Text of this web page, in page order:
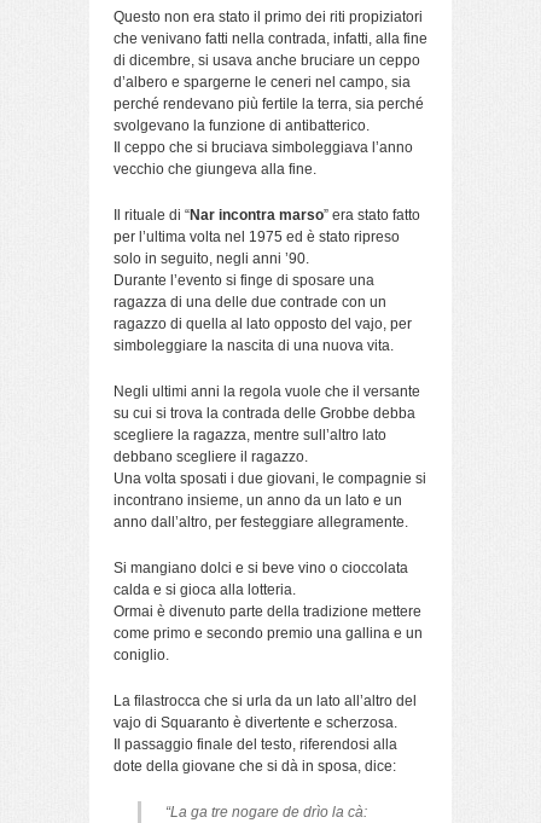
Questo non era stato il primo dei riti propiziatori
che venivano fatti nella contrada, infatti, alla fine
di dicembre, si usava anche bruciare un ceppo
d’albero e spargerne le ceneri nel campo, sia
perché rendevano più fertile la terra, sia perché
svolgevano la funzione di antibatterico.
Il ceppo che si bruciava simboleggiava l’anno
vecchio che giungeva alla fine.
Il rituale di “Nar incontra marso” era stato fatto
per l’ultima volta nel 1975 ed è stato ripreso
solo in seguito, negli anni ’90.
Durante l’evento si finge di sposare una
ragazza di una delle due contrade con un
ragazzo di quella al lato opposto del vajo, per
simboleggiare la nascita di una nuova vita.
Negli ultimi anni la regola vuole che il versante
su cui si trova la contrada delle Grobbe debba
scegliere la ragazza, mentre sull’altro lato
debbano scegliere il ragazzo.
Una volta sposati i due giovani, le compagnie si
incontrano insieme, un anno da un lato e un
anno dall’altro, per festeggiare allegramente.
Si mangiano dolci e si beve vino o cioccolata
calda e si gioca alla lotteria.
Ormai è divenuto parte della tradizione mettere
come primo e secondo premio una gallina e un
coniglio.
La filastrocca che si urla da un lato all’altro del
vajo di Squaranto è divertente e scherzosa.
Il passaggio finale del testo, riferendosi alla
dote della giovane che si dà in sposa, dice:
“La ga tre nogare de drìo la cà: